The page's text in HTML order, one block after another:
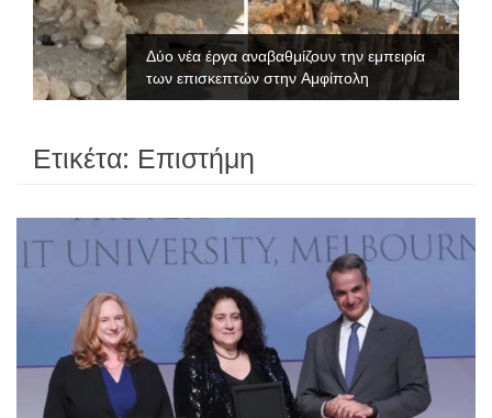
Δύο νέα έργα αναβαθμίζουν την εμπειρία
των επισκεπτών στην Αμφίπολη
Ετικέτα: Επιστήμη